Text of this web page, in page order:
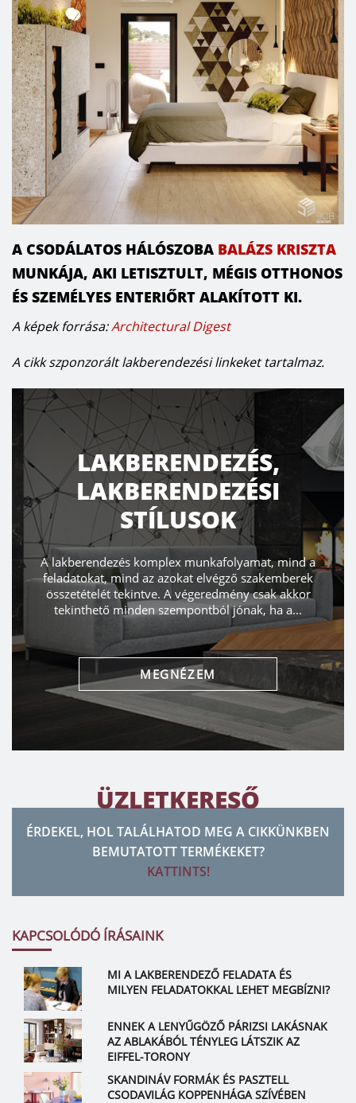
A CSODÁLATOS HÁLÓSZOBA BALÁZS KRISZTA
MUNKÁJA, AKI LETISZTULT, MÉGIS OTTHONOS
ÉS SZEMÉLYES ENTERIŐRT ALAKÍTOTT KI.
A képek forrása:Architectural Digest
A cikk szponzorált lakberendezési linkeket tartalmaz.
LAKBERENDEZÉS,
LAKBERENDEZÉSI
STÍLUSOK
A lakberendezés komplex munkafolyamat, mind a
feladatokat, mind az azokat elvégző szakemberek
összetételét tekintve. A végeredmény csak akkor
tekinthető minden szempontból jónak, ha a...
MEGNÉZEM
ÜZLETKERESŐ
ÉRDEKEL, HOL TALÁLHATOD MEG A CIKKÜNKBEN
BEMUTATOTT TERMÉKEKET?
KATTINTS!
KAPCSOLÓDÓ ÍRÁSAINK
MI A LAKBERENDEZŐ FELADATA ÉS
MILYEN FELADATOKKAL LEHET MEGBÍZNI?
ENNEK A LENYŰGÖZŐ PÁRIZSI LAKÁSNAK
AZ ABLAKÁBÓL TÉNYLEG LÁTSZIK AZ
EIFFEL-TORONY
SKANDINÁV FORMÁK ÉS PASZTELL
CSODAVILÁG KOPPENHÁGA SZÍVÉBEN